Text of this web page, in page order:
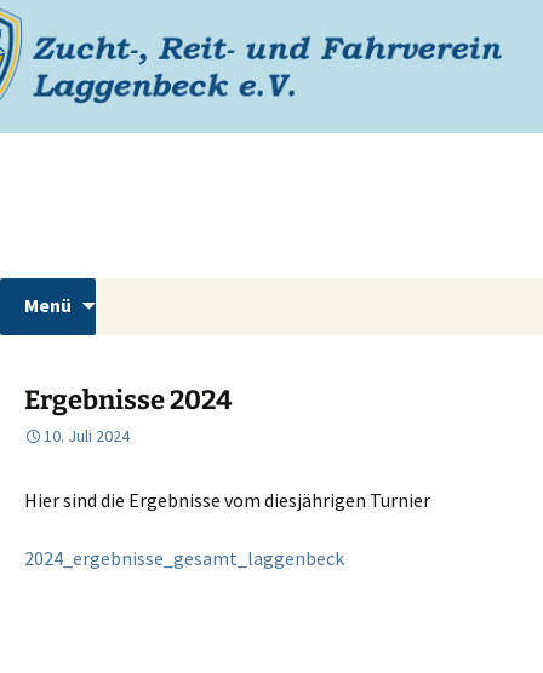
Zum
Inhalt
springenReiterverein Laggenbeck
Menü
Ergebnisse 2024
10. Juli 2024
Hier sind die Ergebnisse vom diesjährigen Turnier
2024_ergebnisse_gesamt_laggenbeck